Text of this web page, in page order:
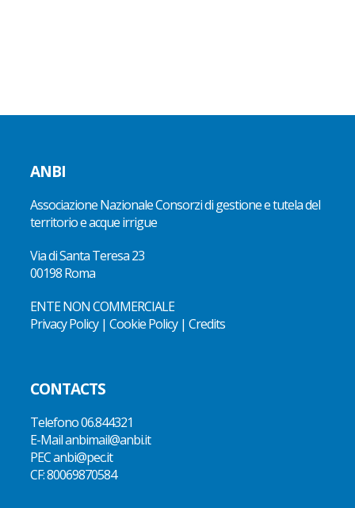
ANBI
Associazione Nazionale Consorzi di gestione e tutela del
territorio e acque irrigue
Via di Santa Teresa 23
00198 Roma
ENTE NON COMMERCIALE
Privacy Policy| Cookie Policy| Credits
CONTACTS
Telefono06.844321
E-Mailanbimail@anbi.it
PEC anbi@pec.it
CF:80069870584